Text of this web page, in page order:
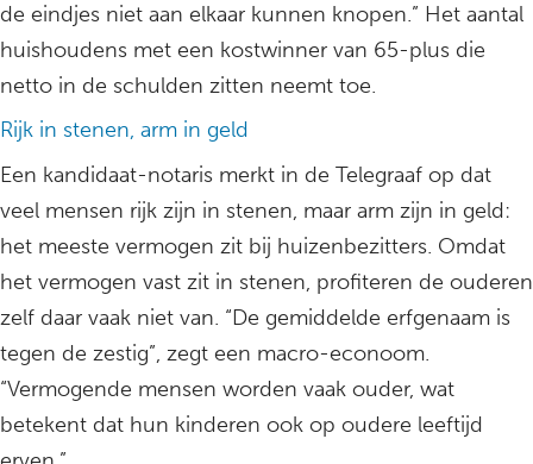
de eindjes niet aan elkaar kunnen knopen.” Het aantal
huishoudens met een kostwinner van 65-plus die
netto in de schulden zitten neemt toe.
Rijk in stenen, arm in geld
Een kandidaat-notaris merkt in de Telegraaf op dat
veel mensen rijk zijn in stenen, maar arm zijn in geld:
het meeste vermogen zit bij huizenbezitters. Omdat
het vermogen vast zit in stenen, profiteren de ouderen
zelf daar vaak niet van. “De gemiddelde erfgenaam is
tegen de zestig”, zegt een macro-econoom.
“Vermogende mensen worden vaak ouder, wat
betekent dat hun kinderen ook op oudere leeftijd